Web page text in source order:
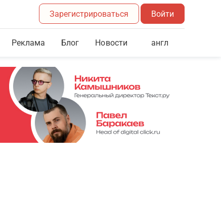
Зарегистрироваться Войти
Реклама Блог Новости англ